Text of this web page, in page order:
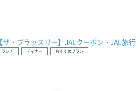
【ザ・ブラッスリー】JALクーポン・JAL旅
ランチ ディナー おすすめプラン